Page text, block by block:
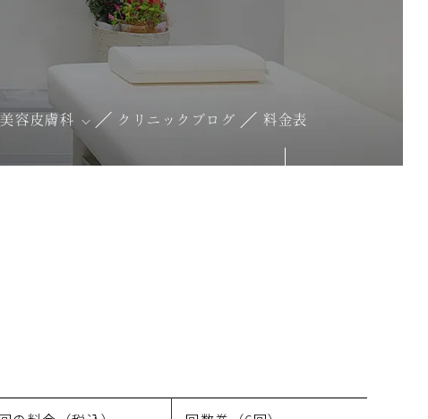
容皮膚科 クリニックブログ 料金表